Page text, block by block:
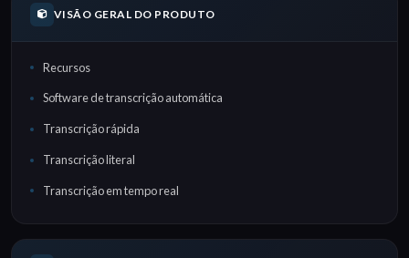
VISÃO GERAL DO PRODUTO
Recursos
Software de transcrição automática
Transcrição rápida
Transcrição literal
Transcrição em tempo real